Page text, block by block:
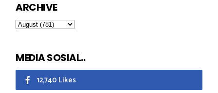
ARCHIVE
MEDIA SOSIAL..
12,740 Likes